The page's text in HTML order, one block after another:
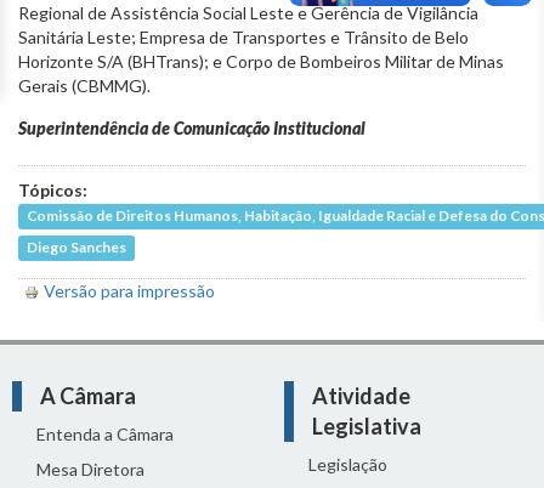
Regional de Assistência Social Leste e Gerência de Vigilância
Sanitária Leste; Empresa de Transportes e Trânsito de Belo
Horizonte S/A (BHTrans); e Corpo de Bombeiros Militar de Minas
Gerais (CBMMG).
Superintendência de Comunicação Institucional
Tópicos:
Comissão de Direitos Humanos, Habitação, Igualdade Racial e Defesa do
Diego Sanches
Versão para impressão
A Câmara
Entenda a Câmara
Mesa Diretora
Atividade
Legislativa
Legislação